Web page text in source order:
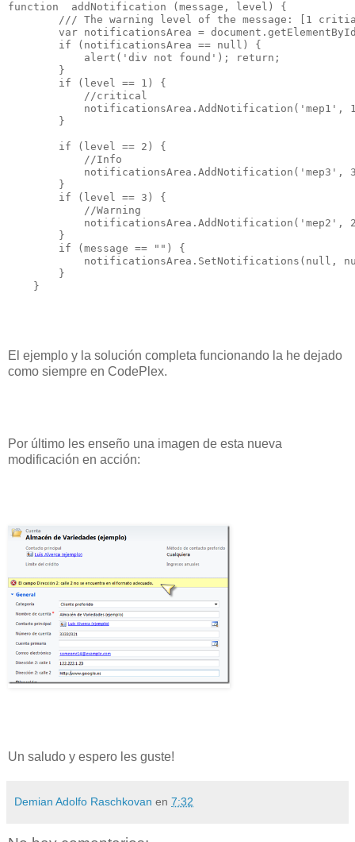
function  addNotification (message, level) {
/// The warning level of the message: [1
var notificationsArea =
        if (notificationsArea == null) {
            alert('div not found'); return;
        }
        if (level == 1) {
            //critical
notificationsArea.AddNotification('mep1',
        }
        if (level == 2) {
            //Info
notificationsArea.AddNotification('mep3',
        }
        if (level == 3) {
            //Warning
notificationsArea.AddNotification('mep2',
        }
        if (message == "") {
notificationsArea.SetNotifications(null,
        }
El ejemplo y la solución completa funcionando la he dejado
como siempre en CodePlex.
Por último les enseño una imagen de esta nueva
modificación en acción:
Un saludo y espero les guste!
Demian Adolfo Raschkovan en 7:32